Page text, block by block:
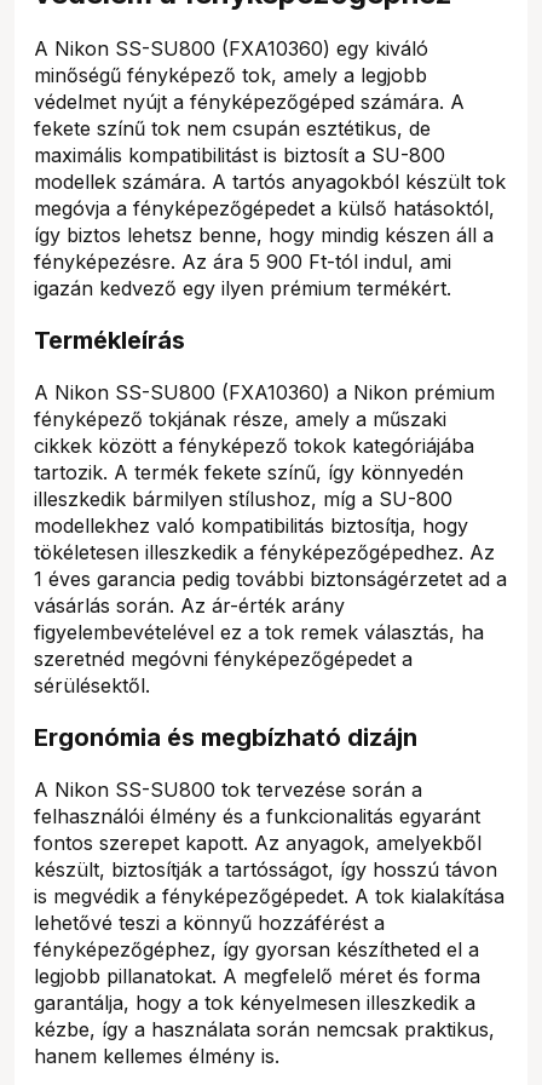
A Nikon SS-SU800 (FXA10360) egy kiváló
minőségű fényképező tok, amely a legjobb
védelmet nyújt a fényképezőgéped számára. A
fekete színű tok nem csupán esztétikus, de
maximális kompatibilitást is biztosít a SU-800
modellek számára. A tartós anyagokból készült tok
megóvja a fényképezőgépedet a külső hatásoktól,
így biztos lehetsz benne, hogy mindig készen áll a
fényképezésre. Az ára 5 900 Ft-tól indul, ami
igazán kedvező egy ilyen prémium termékért.
Termékleírás
A Nikon SS-SU800 (FXA10360) a Nikon prémium
fényképező tokjának része, amely a műszaki
cikkek között a fényképező tokok kategóriájába
tartozik. A termék fekete színű, így könnyedén
illeszkedik bármilyen stílushoz, míg a SU-800
modellekhez való kompatibilitás biztosítja, hogy
tökéletesen illeszkedik a fényképezőgépedhez. Az
1 éves garancia pedig további biztonságérzetet ad a
vásárlás során. Az ár-érték arány
figyelembevételével ez a tok remek választás, ha
szeretnéd megóvni fényképezőgépedet a
sérülésektől.
Ergonómia és megbízható dizájn
A Nikon SS-SU800 tok tervezése során a
felhasználói élmény és a funkcionalitás egyaránt
fontos szerepet kapott. Az anyagok, amelyekből
készült, biztosítják a tartósságot, így hosszú távon
is megvédik a fényképezőgépedet. A tok kialakítása
lehetővé teszi a könnyű hozzáférést a
fényképezőgéphez, így gyorsan készítheted el a
legjobb pillanatokat. A megfelelő méret és forma
garantálja, hogy a tok kényelmesen illeszkedik a
kézbe, így a használata során nemcsak praktikus,
hanem kellemes élmény is.